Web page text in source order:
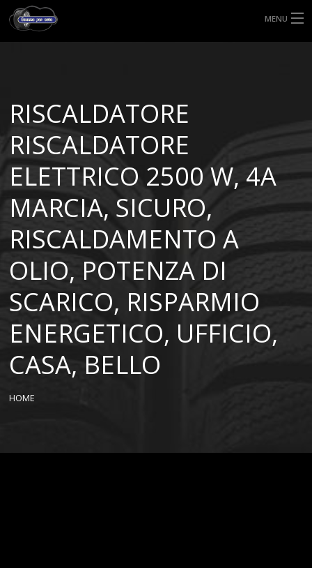
MENU
MISURE GOMME
BLOG
SHOP
RISCALDATORE
RISCALDATORE
ELETTRICO 2500 W, 4A
MARCIA, SICURO,
RISCALDAMENTO A
OLIO, POTENZA DI
SCARICO, RISPARMIO
ENERGETICO, UFFICIO,
CASA, BELLO
HOME